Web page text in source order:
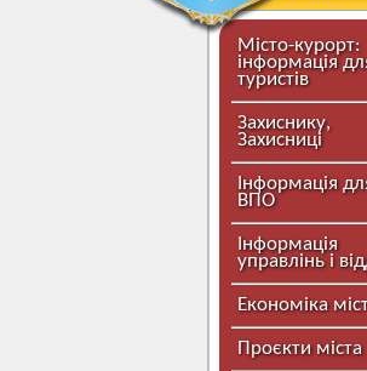
Місто-курорт:
інформація
туристів
Захиснику,
Захисниці
Інформація
ВПО
Інформація
управлінь і
Економіка
Проєкти міста